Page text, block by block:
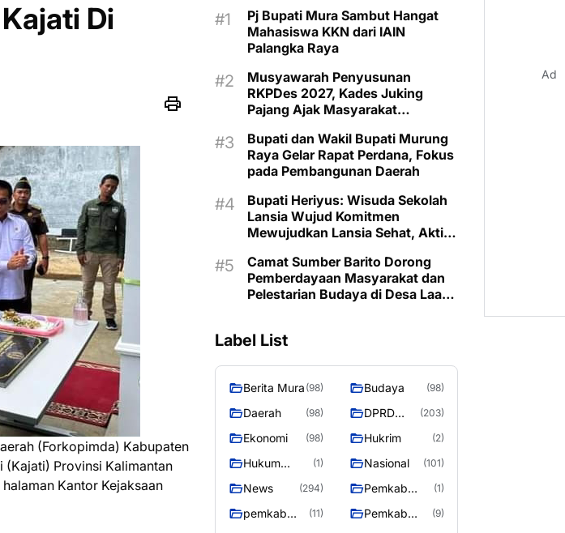
Di
(Forkopimda) Kabupaten
(Kajati) Provinsi Kalimantan
Kantor Kejaksaan
Pj Bupati Mura Sambut Hangat
Mahasiswa KKN dari IAIN
Palangka Raya
Musyawarah Penyusunan
RKPDes 2027, Kades Juking
Pajang Ajak Masyarakat
Kebutuhan
Bupati dan Wakil Bupati Murung
Raya Gelar Rapat Perdana, Fokus
pada Pembangunan Daerah
Bupati Heriyus: Wisuda Sekolah
Lansia Wujud Komitmen
Mewujudkan Lansia Sehat, Aktif,
Camat Sumber Barito Dorong
Pemberdayaan Masyarakat dan
Pelestarian Budaya di Desa Laas
Label List
Berita Mura (98) Budaya (98)
Daerah (98)
DPRD
Raya
(203)
Ekonomi (98) Hukrim (2)
Hukum
(1) Nasional (101)
News (294)
Pemkab
(1)
pemkab
(11)
Pemkab
murung raya
(9)
Ad